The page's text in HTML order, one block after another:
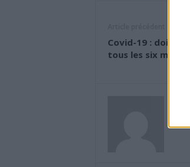
Covid-19 : doit-on
tous les six mois ?